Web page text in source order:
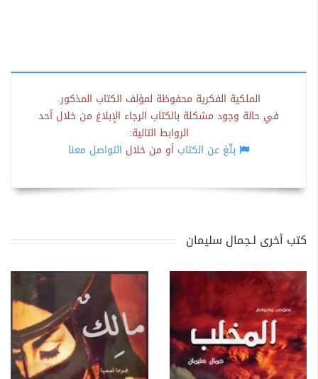
الملكية الفكرية محفوظة لمؤلف الكتاب المذكور.
في حالة وجود مشكلة بالكتاب الرجاء الإبلاغ من خلال أحد
الروابط التالية:
بلّغ عن الكتاب أو من خلال التواصل معنا
كتب أخرى لـجمال سليمان